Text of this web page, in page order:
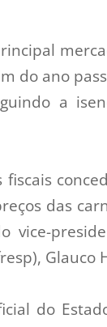
do ano
a
das
vice-
Glauco
do